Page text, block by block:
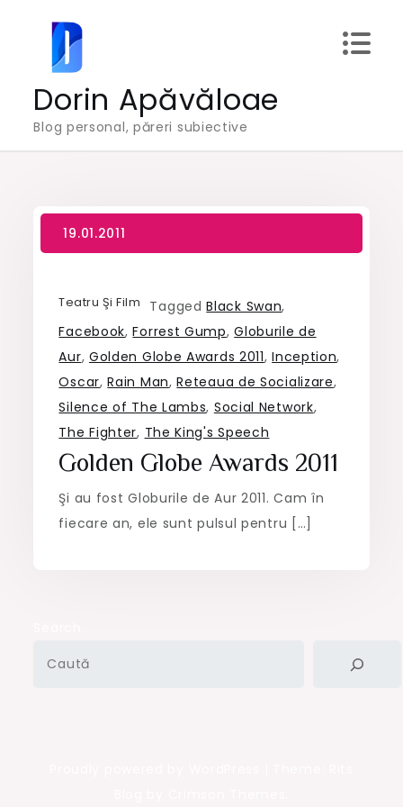
content
Dorin Apăvăloae
Blog personal, păreri subiective
Teatru Şi Film TaggedBlack Swan,
Facebook,Forrest Gump,Globurile de
Aur, Golden Globe Awards 2011,Inception,
Oscar,Rain Man,Reteaua de Socializare,
Silence of The Lambs, Social Network,
The Fighter, The King's Speech
Golden Globe Awards 2011
Şi au fost Globurile de Aur 2011. Cam în
fiecare an, ele sunt pulsul pentru […]